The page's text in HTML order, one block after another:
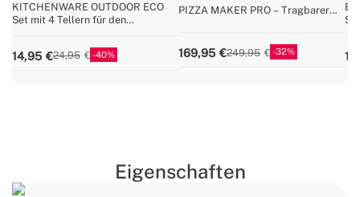
KITCHENWARE OUTDOOR ECO
Set mit 4 Tellern für den
14,95 24,95 40
PIZZA MAKER PRO – Tragbarer
169,95 249,95 32
Eigenschaften